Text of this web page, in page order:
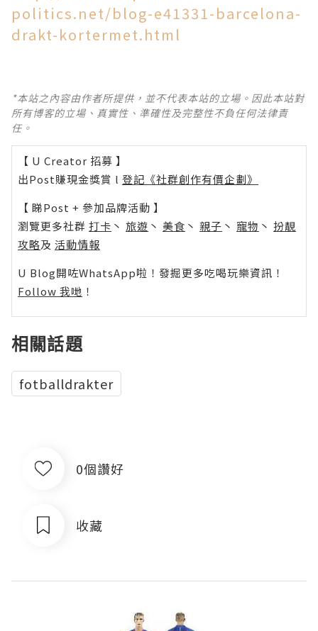
politics.net/blog-e41331-barcelona-
drakt-kortermet.html
*本站之內容由作者所提供，並不代表本站的立場。因此本站對
所有博客的立場、真實性、準確性及完整性不負任何法律責
任。
【 U Creator 招募 】
出Post賺現金獎賞 l 登記《社群創作有價企劃》
【 睇Post + 參加品牌活動 】
瀏覽更多社群 打卡 丶 旅遊 丶 美食 丶 親子 丶 寵物 丶 扮靚
攻略及 活動情報
U Blog開咗WhatsApp啦！發掘更多吃喝玩樂資訊！
Follow 我哋 ！
相關話題
fotballdrakter
0個讚好
收藏